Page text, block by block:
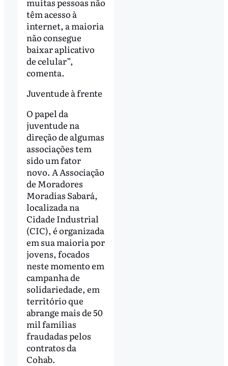
têm acesso à
internet, a maioria
não consegue
baixar aplicativo
de celular”,
comenta.
Juventude à frente
O papel da
juventude na
direção de algumas
associações tem
sido um fator
novo. A Associação
de Moradores
Moradias Sabará,
localizada na
Cidade Industrial
(CIC), é organizada
em sua maioria por
jovens, focados
neste momento em
campanha de
solidariedade, em
território que
abrange mais de 50
mil famílias
fraudadas pelos
contratos da
Cohab.